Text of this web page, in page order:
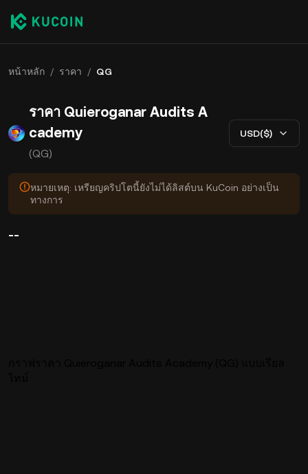
หน้าหลัก / ราคา / QG
ราคา Quieroganar Audits A
cademy
(QG)
USD($)
หมายเหตุ: เหรียญคริปโตนี้ยังไม่ได้ลิสต์บน KuCoin อย่างเป็น
ทางการ
--